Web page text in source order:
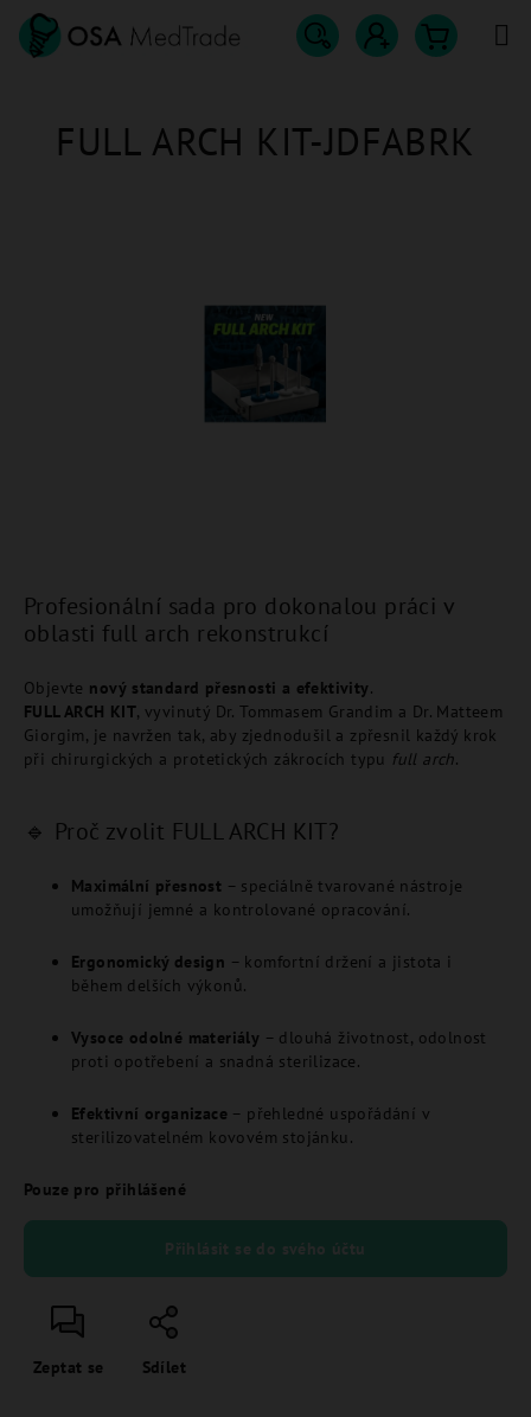
Přejít
obsah
Hledat
košík
Profesionální sada pro dokonalou práci v
oblasti full arch rekonstrukcí
Objevte nový standard přesnosti a efektivity.
FULL ARCH KIT, vyvinutý Dr. Tommasem Grandim a Dr. Matteem
Giorgim, je navržen tak, aby zjednodušil a zpřesnil každý krok
při chirurgických a protetických zákrocích typu full arch.
🔹 Proč zvolit FULL ARCH KIT?
Maximální přesnost – speciálně tvarované nástroje
umožňují jemné a kontrolované opracování.
Ergonomický design – komfortní držení a jistota i
během delších výkonů.
Vysoce odolné materiály – dlouhá životnost, odolnost
proti opotřebení a snadná sterilizace.
Efektivní organizace – přehledné uspořádání v
sterilizovatelném kovovém stojánku.
Pouze pro přihlášené
Přihlásit se do svého účtu
Zeptat se Sdílet
FULL ARCH KIT-JDFABRK